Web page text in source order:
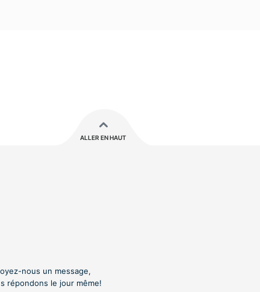
ALLER EN HAUT
nous un message,
répondons le jour même!